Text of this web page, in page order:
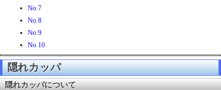
No.7
No.8
No.9
No.10
隠れカッパ
隠れカッパについて